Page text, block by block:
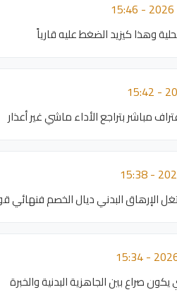
وهذا كيزيد الضغط عليه قارياً
مباشر بتراجع الأداء ماشي غير أعذار
الإرهاق البدني ديال الخصم فنهائي
صراع بين الجاهزية البدنية والخبرة